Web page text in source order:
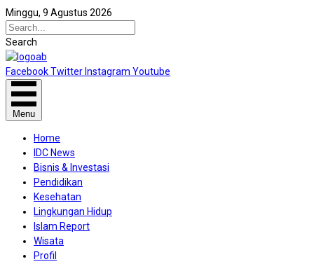
Minggu, 9 Agustus 2026
Search
FacebookTwitter Instagram Youtube
Menu
Home
IDC News
Bisnis & Investasi
Pendidikan
Kesehatan
Lingkungan Hidup
Islam Report
Wisata
Profil